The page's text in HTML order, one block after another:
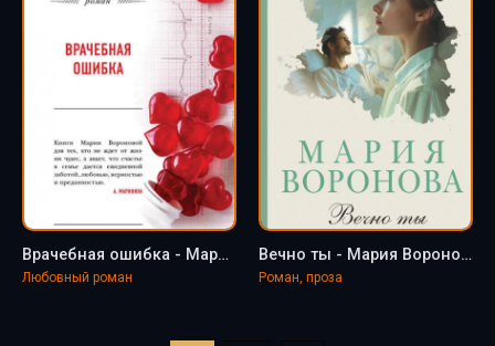
Врачебная ошибка - Мария Воронова
Любовный роман
Вечно ты - Мария Воронова
Роман, проза